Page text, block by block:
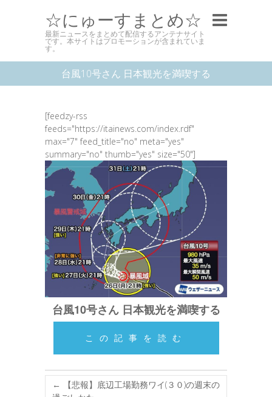
☆にゅーすまとめ☆
最新ニュースをまとめて配信するアンテナサイト
です。本サイトはプロモーションが含まれていま
す。
台風10号さん 日本観光を満喫する
[feedzy-rss
feeds="https://itainews.com/index.rdf"
max="7" feed_title="no" meta="yes"
summary="no" thumb="yes" size="50"]
台風10号さん 日本観光を満喫する
この記事を読む
←
【悲報】底辺工場勤務ワイ(３０)の週末の